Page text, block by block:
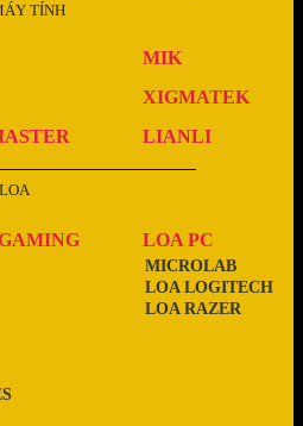
TÍNH
MIK
XIGMATEK
LIANLI
LOA PC
LOA RAZER
LOA LOGITECH
MICROLAB